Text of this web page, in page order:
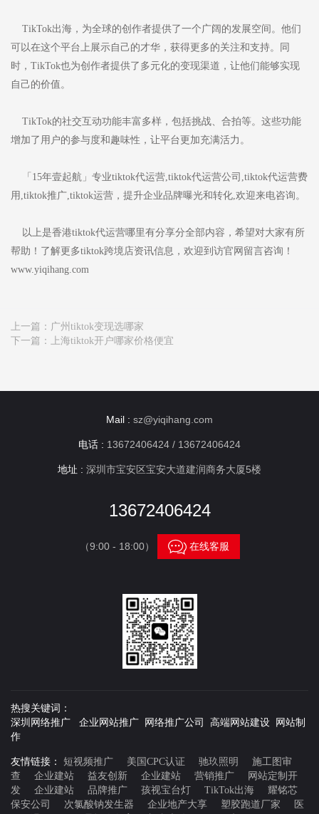
TikTok出海，为全球的创作者提供了一个广阔的发展空间。他们
可以在这个平台上展示自己的才华，获得更多的关注和支持。同
时，TikTok也为创作者提供了多元化的变现渠道，让他们能够实现
自己的价值。
TikTok的社交互动功能丰富多样，包括挑战、合拍等。这些功能
增加了用户的参与度和趣味性，让平台更加充满活力。
「15年壹起航」专业tiktok代运营,tiktok代运营公司,tiktok代运营费
用,tiktok推广,tiktok运营，提升企业品牌曝光和转化,欢迎来电咨询。
以上是香港tiktok代运营哪里有分享分全部内容，希望对大家有所
帮助！了解更多tiktok跨境店资讯信息，欢迎到访官网留言咨询！
www.yiqihang.com
上一篇： 广州tiktok变现选哪家
下一篇：
上海tiktok开户哪家价格便宜
Mail : sz@yiqihang.com
电话 : 13672406424 / 13672406424
地址 : 深圳市宝安区宝安大道建润商务大厦5楼
13672406424
（9:00 - 18:00） 在线客服
热搜关键词：
深圳网络推广 企业网站推广 网络推广公司 高端网站建设 网站制
作
友情链接： 短视频推广 美国CPC认证 驰玖照明
施工图审
查
企业建站 益友创新 企业建站 营销推广
网站定制开
发
企业建站 品牌推广 孩视宝台灯 TikTok出海
耀铭芯
保安公司
次氯酸钠发生器 企业地产大享 塑胶跑道厂家
医